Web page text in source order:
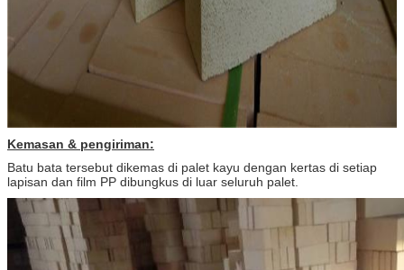
Kemasan & pengiriman:
Batu bata tersebut dikemas di palet kayu dengan kertas di setiap
lapisan dan film PP dibungkus di luar seluruh palet.